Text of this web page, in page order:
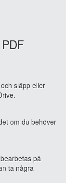
släpp eller
om du behöver
på
ta några